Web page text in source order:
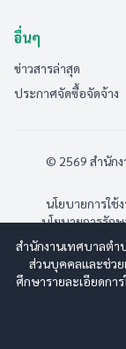
อื่นๆ
ข่าวสารล่าสุด
ประกาศจัดซื้อจัดจ้าง
© 2569 สำนัก
นโยบายการใช้
นโยบายการรัก
ออนไ
สำนักงานเทศบาลตำ
ส่วนบุคคลและช่วย
ศึกษารายละเอียดกา